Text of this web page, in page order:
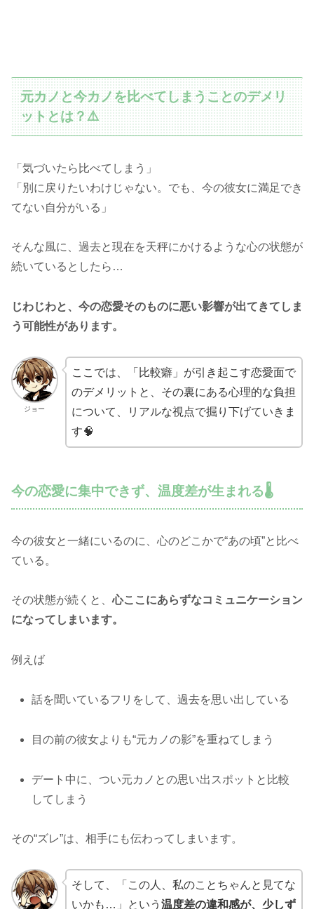
元カノと今カノを比べてしまうことのデメリ
ットとは？⚠️
「気づいたら比べてしまう」
「別に戻りたいわけじゃない。でも、今の彼女に満足でき
てない自分がいる」
そんな風に、過去と現在を天秤にかけるような心の状態が
続いているとしたら…
じわじわと、今の恋愛そのものに悪い影響が出てきてしま
う可能性があります。
ジョー
ここでは、「比較癖」が引き起こす恋愛面で
のデメリットと、その裏にある心理的な負担
について、リアルな視点で掘り下げていきま
す🧠
今の恋愛に集中できず、温度差が生まれる🌡️
今の彼女と一緒にいるのに、心のどこかで“あの頃”と比べ
ている。
その状態が続くと、心ここにあらずなコミュニケーション
になってしまいます。
例えば
話を聞いているフリをして、過去を思い出している
目の前の彼女よりも“元カノの影”を重ねてしまう
デート中に、つい元カノとの思い出スポットと比較
してしまう
その“ズレ”は、相手にも伝わってしまいます。
そして、「この人、私のことちゃんと見てな
いかも…」という 温度差の違和感が、少しず